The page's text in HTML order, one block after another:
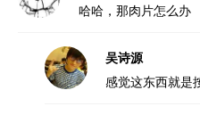
哈哈，那肉片怎么办
吴诗源
感觉这东西就